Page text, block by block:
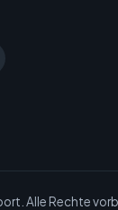
Alle Rechte